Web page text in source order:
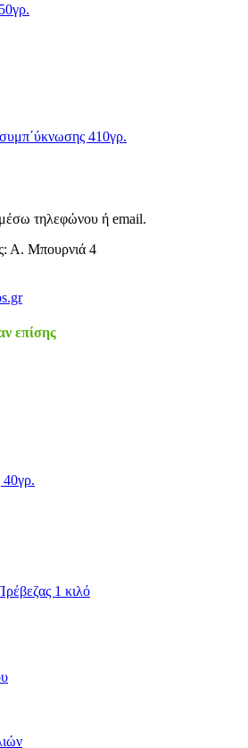
410γρ.
τηλεφώνου ή email.
Α. Μπουρνιά 4
επίσης
1 κιλό